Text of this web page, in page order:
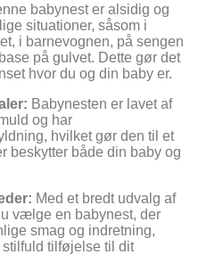
babynest er alsidig og
situationer, såsom i
i barnevognen, på sengen
på gulvet. Dette gør det
hvor du og din baby er.
Babynesten er lavet af
og har
hvilket gør den til et
beskytter både din baby og
Med et bredt udvalg af
vælge en babynest, der
smag og indretning,
tilføjelse til dit